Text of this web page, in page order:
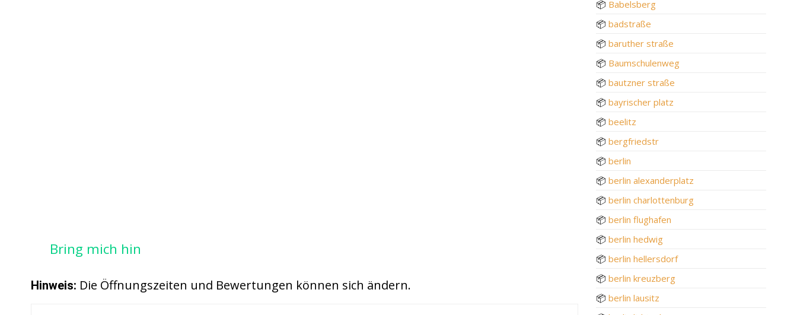
Bring mich hin
Hinweis: Die Öffnungszeiten und Bewertungen können sich ändern.
📦 Babelsberg
📦 badstraße
📦 baruther straße
📦 Baumschulenweg
📦 bautzner straße
📦 bayrischer platz
📦 beelitz
📦 bergfriedstr
📦 berlin
📦 berlin alexanderplatz
📦 berlin charlottenburg
📦 berlin flughafen
📦 berlin hedwig
📦 berlin hellersdorf
📦 berlin kreuzberg
📦 berlin lausitz